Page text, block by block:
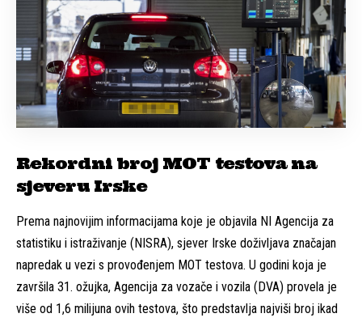
Rekordni broj MOT testova na
sjeveru Irske
Prema najnovijim informacijama koje je objavila NI Agencija za
statistiku i istraživanje (NISRA), sjever Irske doživljava značajan
napredak u vezi s provođenjem MOT testova. U godini koja je
završila 31. ožujka, Agencija za vozače i vozila (DVA) provela je
više od 1,6 milijuna ovih testova, što predstavlja najviši broj ikad